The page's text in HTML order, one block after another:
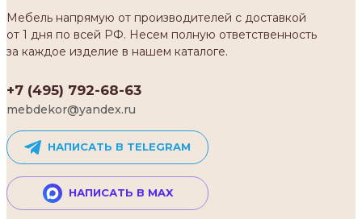
Мебель напрямую от производителей с доставкой
от 1 дня по всей РФ. Несем полную ответственность
за каждое изделие в нашем каталоге.
+7 (495) 792-68-63
mebdekor@yandex.ru
НАПИСАТЬ В TELEGRAM
НАПИСАТЬ В MAX